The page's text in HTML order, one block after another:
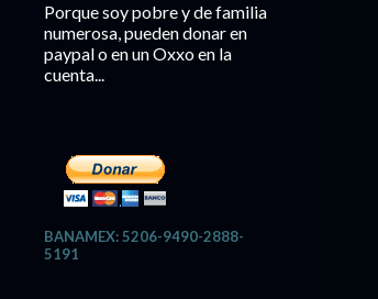
Porque soy pobre y de familia
numerosa, pueden donar en
paypal o en un Oxxo en la
cuenta...
BANAMEX: 5206-9490-2888-
5191